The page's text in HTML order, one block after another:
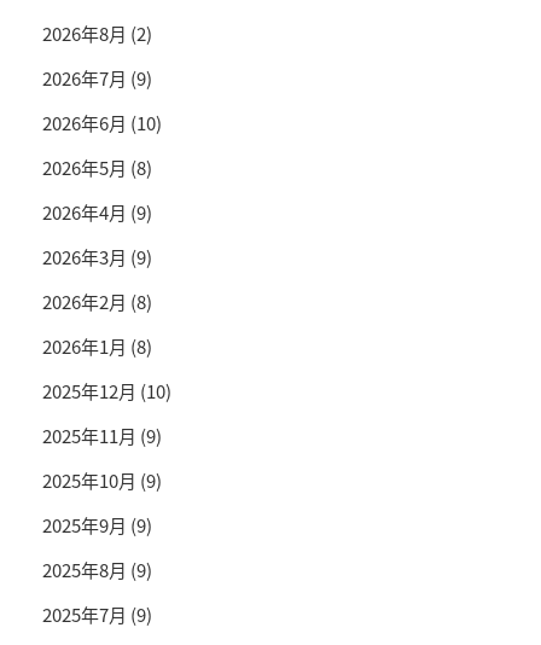
2026年8月 (2)
2026年7月 (9)
2026年6月 (10)
2026年5月 (8)
2026年4月 (9)
2026年3月 (9)
2026年2月 (8)
2026年1月 (8)
2025年12月 (10)
2025年11月 (9)
2025年10月 (9)
2025年9月 (9)
2025年8月 (9)
2025年7月 (9)